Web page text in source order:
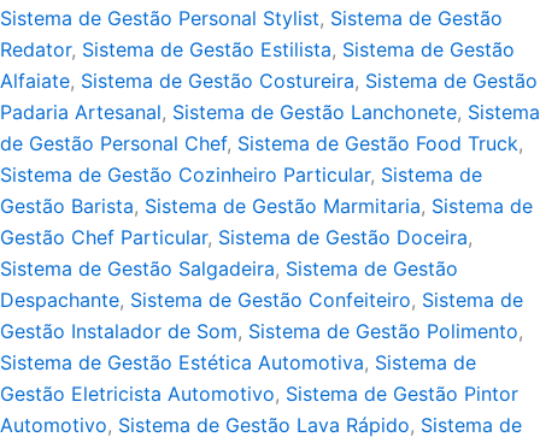
Sistema de Gestão Personal Stylist, Sistema de Gestão
Redator, Sistema de Gestão Estilista, Sistema de Gestão
Alfaiate, Sistema de Gestão Costureira, Sistema de Gestão
Padaria Artesanal, Sistema de Gestão Lanchonete, Sistema
de Gestão Personal Chef, Sistema de Gestão Food Truck,
Sistema de Gestão Cozinheiro Particular, Sistema de
Gestão Barista, Sistema de Gestão Marmitaria, Sistema de
Gestão Chef Particular, Sistema de Gestão Doceira,
Sistema de Gestão Salgadeira, Sistema de Gestão
Despachante, Sistema de Gestão Confeiteiro, Sistema de
Gestão Instalador de Som, Sistema de Gestão Polimento,
Sistema de Gestão Estética Automotiva, Sistema de
Gestão Eletricista Automotivo, Sistema de Gestão Pintor
Automotivo, Sistema de Gestão Lava Rápido, Sistema de